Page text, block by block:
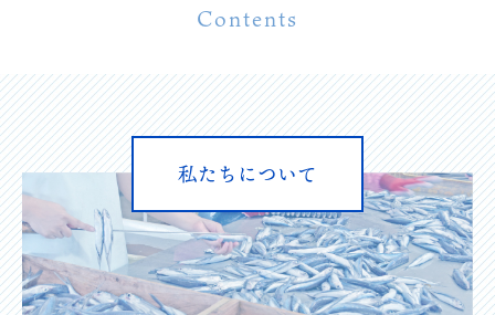
Contents
私たちについて